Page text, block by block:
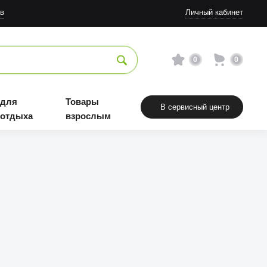
Личный кабинет
0 0
Товары
взрослым
В сервисный центр